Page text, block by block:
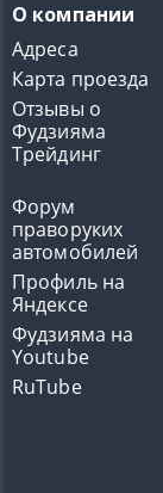
О компании
Адреса
Карта проезда
Отзывы о
Фудзияма
Трейдинг
Форум
праворуких
автомобилей
Профиль на
Яндексе
Фудзияма на
Youtube
RuTube